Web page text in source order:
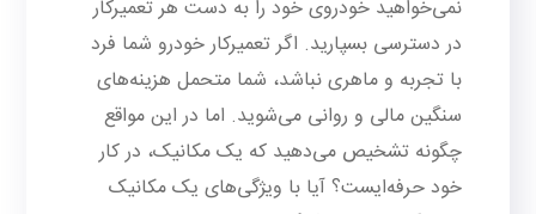
نمی‌خواهید خودروی خود را به دست هر تعمیرکار
در دسترسی بسپارید. اگر تعمیرکار خودرو شما فرد
با تجربه و ماهری نباشد، شما متحمل هزینه‌های
سنگین مالی و روانی می‌شوید. اما در این مواقع
چگونه تشخیص می‌دهید که یک مکانیک، در کار
خود حرفه‌ایست؟ آیا با ویژگی‌های یک مکانیک